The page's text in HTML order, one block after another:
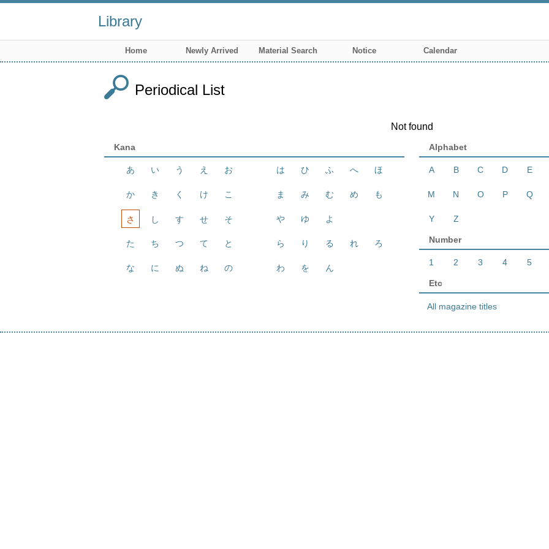
Library
Home Newly Arrived Material Search Notice Calendar
Periodical List
Not found
Kana
あ い う え お
か き く け こ
さ し す せ そ
た ち つ て と
な に ぬ ね の
は ひ ふ へ ほ
ま み む め も
や ゆ よ
ら り る れ ろ
わ を ん
Alphabet
A B C D E
M N O P Q
Y Z
Number
1 2 3 4 5
Etc
All magazine titles